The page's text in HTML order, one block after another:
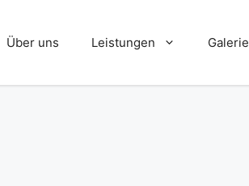
Über uns Leistungen Galerie